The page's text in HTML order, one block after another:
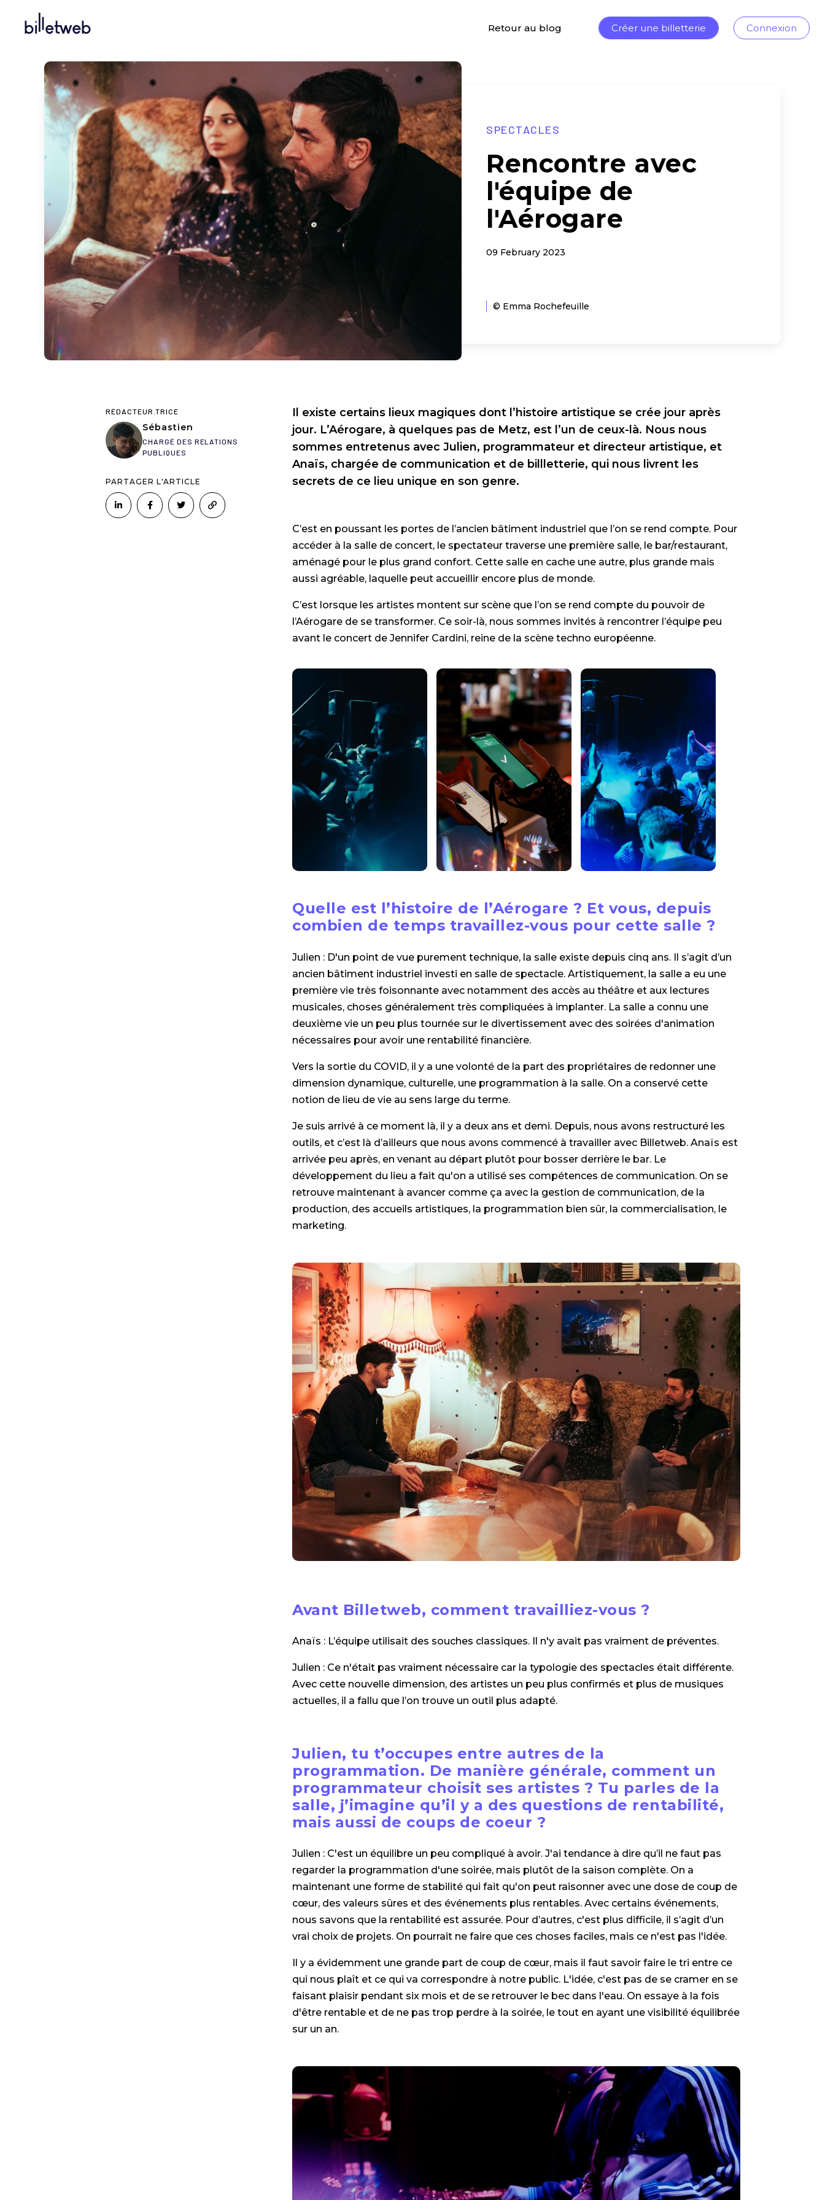
Retour au blog Créer une billetterie Connexion
SPECTACLES
Rencontre avec
l'équipe de
l'Aérogare
09 February 2023
© Emma Rochefeuille
RÉDACTEUR.TRICE
Sébastien
CHARGÉ DES RELATIONS
PUBLIQUES
PARTAGER L'ARTICLE
Il existe certains lieux magiques dont l’histoire artistique se crée jour après
jour. L’Aérogare, à quelques pas de Metz, est l’un de ceux-là. Nous nous
sommes entretenus avec Julien, programmateur et directeur artistique, et
Anaïs, chargée de communication et de billletterie, qui nous livrent les
secrets de ce lieu unique en son genre.
C’est en poussant les portes de l’ancien bâtiment industriel que l’on se rend compte. Pour
accéder à la salle de concert, le spectateur traverse une première salle, le bar/restaurant,
aménagé pour le plus grand confort. Cette salle en cache une autre, plus grande mais
aussi agréable, laquelle peut accueillir encore plus de monde.
C’est lorsque les artistes montent sur scène que l’on se rend compte du pouvoir de
l’Aérogare de se transformer. Ce soir-là, nous sommes invités à rencontrer l’équipe peu
avant le concert de Jennifer Cardini, reine de la scène techno européenne.
Quelle est l’histoire de l’Aérogare ? Et vous, depuis
combien de temps travaillez-vous pour cette salle ?
Julien : D'un point de vue purement technique, la salle existe depuis cinq ans. Il s’agit d’un
ancien bâtiment industriel investi en salle de spectacle. Artistiquement, la salle a eu une
première vie très foisonnante avec notamment des accès au théâtre et aux lectures
musicales, choses généralement très compliquées à implanter. La salle a connu une
deuxième vie un peu plus tournée sur le divertissement avec des soirées d'animation
nécessaires pour avoir une rentabilité financière.
Vers la sortie du COVID, il y a une volonté de la part des propriétaires de redonner une
dimension dynamique, culturelle, une programmation à la salle. On a conservé cette
notion de lieu de vie au sens large du terme.
Je suis arrivé à ce moment là, il y a deux ans et demi. Depuis, nous avons restructuré les
outils, et c’est là d’ailleurs que nous avons commencé à travailler avec Billetweb. Anaïs est
arrivée peu après, en venant au départ plutôt pour bosser derrière le bar. Le
développement du lieu a fait qu'on a utilisé ses compétences de communication. On se
retrouve maintenant à avancer comme ça avec la gestion de communication, de la
production, des accueils artistiques, la programmation bien sûr, la commercialisation, le
marketing.
Avant Billetweb, comment travailliez-vous ?
Anaïs : L’équipe utilisait des souches classiques. Il n'y avait pas vraiment de préventes.
Julien : Ce n'était pas vraiment nécessaire car la typologie des spectacles était différente.
Avec cette nouvelle dimension, des artistes un peu plus confirmés et plus de musiques
actuelles, il a fallu que l’on trouve un outil plus adapté.
Julien, tu t’occupes entre autres de la
programmation. De manière générale, comment un
programmateur choisit ses artistes ? Tu parles de la
salle, j’imagine qu’il y a des questions de rentabilité,
mais aussi de coups de coeur ?
Julien : C'est un équilibre un peu compliqué à avoir. J'ai tendance à dire qu’il ne faut pas
regarder la programmation d'une soirée, mais plutôt de la saison complète. On a
maintenant une forme de stabilité qui fait qu'on peut raisonner avec une dose de coup de
cœur, des valeurs sûres et des événements plus rentables. Avec certains événements,
nous savons que la rentabilité est assurée. Pour d’autres, c'est plus difficile, il s’agit d’un
vrai choix de projets. On pourrait ne faire que ces choses faciles, mais ce n'est pas l'idée.
Il y a évidemment une grande part de coup de cœur, mais il faut savoir faire le tri entre ce
qui nous plaît et ce qui va correspondre à notre public. L'idée, c'est pas de se cramer en se
faisant plaisir pendant six mois et de se retrouver le bec dans l'eau. On essaye à la fois
d'être rentable et de ne pas trop perdre à la soirée, le tout en ayant une visibilité équilibrée
sur un an.